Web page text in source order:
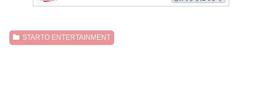
STARTO ENTERTAINMENT